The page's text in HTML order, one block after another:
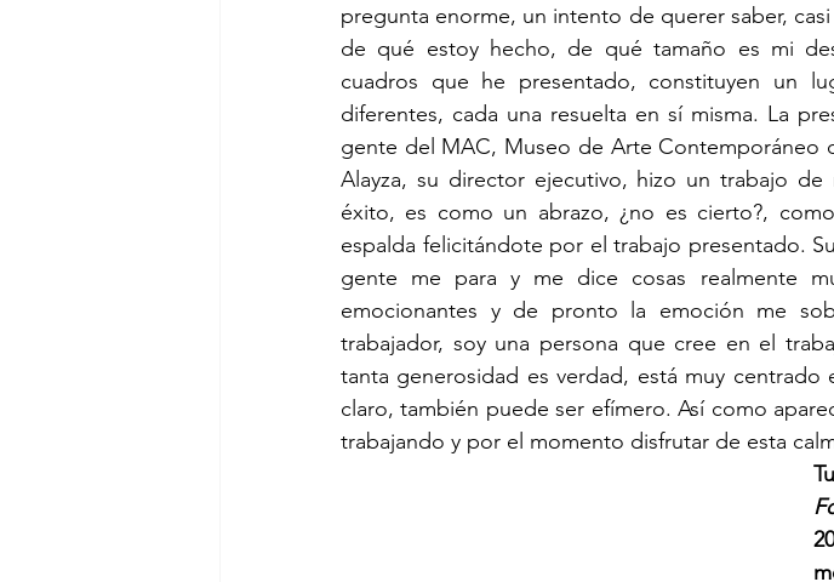
pregunta enorme, un intento de querer saber,
de qué estoy hecho, de qué tamaño es mi
cuadros que he presentado, constituyen un
diferentes, cada una resuelta en sí misma. La
gente del MAC, Museo de Arte Contemporáneo
Alayza, su director ejecutivo, hizo un trabajo
éxito, es como un abrazo, ¿no es cierto?,
espalda felicitándote por el trabajo presentado.
gente me para y me dice cosas realmente
emocionantes y de pronto la emoción me
trabajador, soy una persona que cree en el
tanta generosidad es verdad, está muy
claro, también puede ser efímero. Así como
trabajando y por el momento disfrutar de esta